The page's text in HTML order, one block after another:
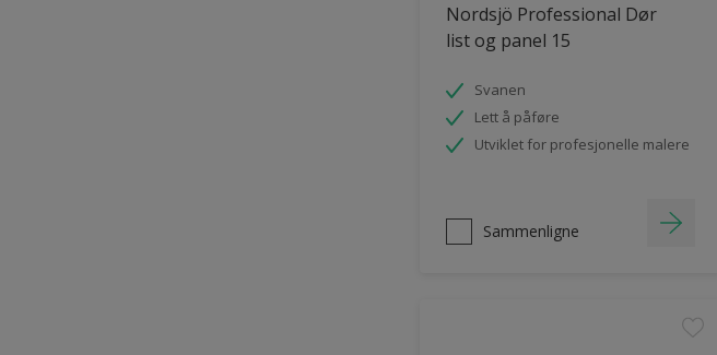
Nordsjö Professional Dør
list og panel 15
Svanen
Lett å påføre
Utviklet for profesjonelle malere
Sammenligne